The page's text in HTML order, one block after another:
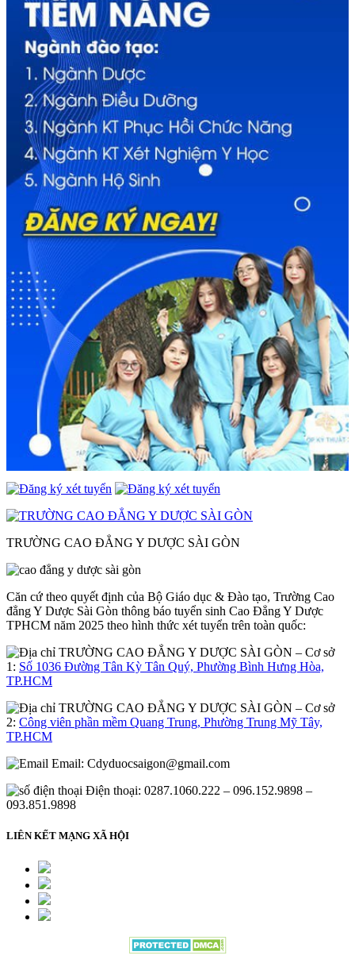
TRƯỜNG CAO ĐẲNG Y DƯỢC SÀI GÒN
Căn cứ theo quyết định của Bộ Giáo dục & Đào tạo, Trường Cao
đẳng Y Dược Sài Gòn thông báo tuyển sinh Cao Đẳng Y Dược
TPHCM năm 2025 theo hình thức xét tuyển trên toàn quốc:
– Cơ sở
1: Số 1036 Đường Tân Kỳ Tân Quý, Phường Bình Hưng Hòa,
TP.HCM
– Cơ sở
2: Công viên phần mềm Quang Trung, Phường Trung Mỹ Tây,
TP.HCM
Email: Cdyduocsaigon@gmail.com
Điện thoại: 0287.1060.222 – 096.152.9898 –
093.851.9898
LIÊN KẾT MẠNG XÃ HỘI